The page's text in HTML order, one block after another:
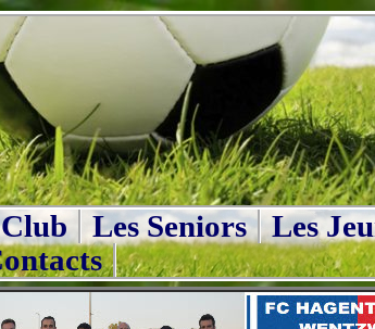
Les Seniors Les